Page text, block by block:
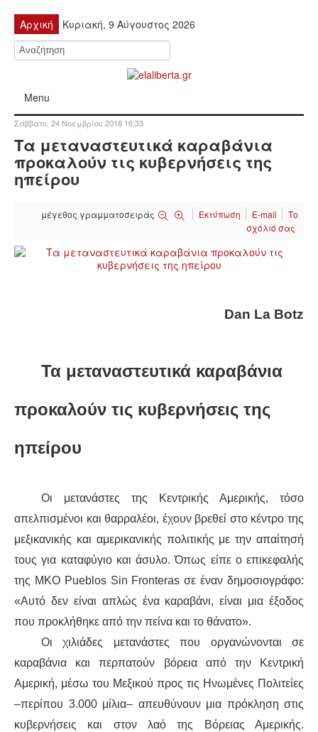
Αρχική Κυριακή, 9 Αύγουστος 2026
Menu
ΚΙΝΗΤΟΠΟΙΉΣΕΙΣ
ΑΝΑΛΎΣΕΙΣ
ΚΌΣΜΟΣ
ΑΝΑΤΟΛΙΚΉ ΕΥΡΏΠΗ / ΒΑΛΚΆΝΙΑ
ΔΥΤΙΚΉ ΕΥΡΏΠΗ
ΜΈΣΗ ΑΝΑΤΟΛΉ / ΒΌΡΕΙΑ ΑΦΡΙΚΉ
ΒΌΡΕΙΑ ΑΜΕΡΙΚΉ
ΛΑΤΙΝΙΚΉ ΑΜΕΡΙΚΉ
ΑΣΊΑ / ΩΚΕΑΝΊΑ
ΑΦΡΙΚΉ
ΕΡΓΑΤΙΚΌ ΚΊΝΗΜΑ
Σάββατο, 24 Νοεμβρίου 2018 16:33
Τα μεταναστευτικά καραβάνια
προκαλούν τις κυβερνήσεις της
ηπείρου
μέγεθος γραμματοσειράς Εκτύπωση E-mail
Το
σχόλιό σας
Dan La Botz
Τα μεταναστευτικά καραβάνια
προκαλούν τις κυβερνήσεις της
ηπείρου
Οι μετανάστες της Κεντρικής Αμερικής, τόσο
απελπισμένοι και θαρραλέοι, έχουν βρεθεί στο κέντρο της
μεξικανικής και αμερικανικής πολιτικής με την απαίτησή
τους για καταφύγιο και άσυλο. Όπως είπε ο επικεφαλής
της ΜΚΟ Pueblos Sin Fronteras σε έναν δημοσιογράφο:
«Αυτό δεν είναι απλώς ένα καραβάνι, είναι μια έξοδος
που προκλήθηκε από την πείνα και το θάνατο».
Οι χιλιάδες μετανάστες που οργανώνονται σε
καραβάνια και περπατούν βόρεια από την Κεντρική
Αμερική, μέσω του Μεξικού προς τις Ηνωμένες Πολιτείες
–περίπου 3.000 μίλια– απευθύνουνμια πρόκληση στις
κυβερνήσεις και στον λαό της Βόρειας Αμερικής.